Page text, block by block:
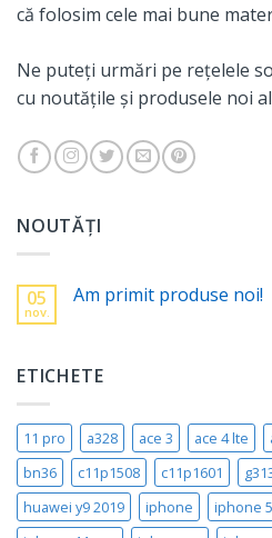
că folosim cele mai bune
Ne puteți urmări pe rețelele
cu noutățile și produsele noi
NOUTĂȚI
05
nov.
Am primit produse noi!
ETICHETE
11 pro a328 ace 3 ace 4 lte
bn36
c11p1508 c11p1601
huawei y9 2019
iphone iphone